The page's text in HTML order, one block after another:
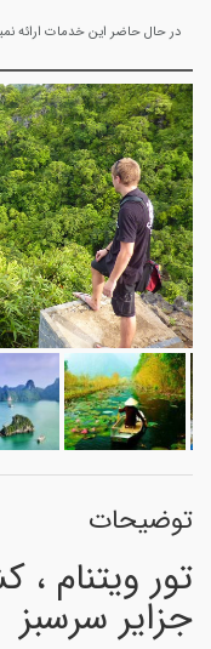
در حال حاضر این خدمات ارائه
توضیحات
تور ویتنام ،
جزایر سرسبز